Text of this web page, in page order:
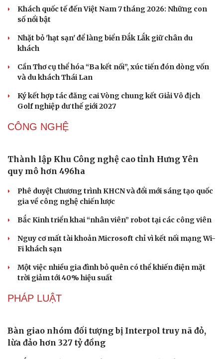
Văn hóa
Sân khấu - Điện ảnh
Âm nhạc
Di sản
Giải trí
Sao Việt
Hải quân Mỹ lần đầu tiên huấn luyện UAV cảm tử tại Hàn
Quốc
VĂN HÓA
Từ vụ MCK gỡ 19 ca khúc: Không thể gây sốc rồi
chỉ xin lỗi là xong
Hà Nội sắp cải tạo 131 vòm cầu đá: Đánh thức di sản giữa
lòng phố cổ
Đưa bản sắc văn hóa người Mường trở thành động lực
Ba phim Việt cùng “đổ bộ” phòng vé tháng 8, đối đầu
loạt bom tấn ngoại
Thanh âm vượt đại dương: Chuyện chưa kể về bản tình
ca từ chốn ngục tù Côn Đảo
DU LỊCH
Du lịch biển Việt Nam: Muốn bứt phá phải vượt
khỏi lợi thế tự nhiên
Khách quốc tế đến Việt Nam 7 tháng 2026: Những con
số nổi bật
Cần Thơ cụ thể hóa “Ba kết nối”, xúc tiến đón dòng vốn
và du khách Thái Lan